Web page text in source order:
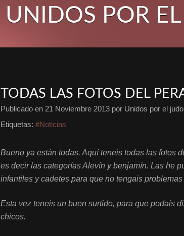
UNIDOS POR
TODAS LAS FOTOS DEL
Publicado en 21 Noviembre 2013 por Unidos por el judo
Etiquetas: #Noticias
Bueno ya están todas. Aquí teneis todas las fotos
es decir las categorías Alevín y benjamín. Las he
infantiles y cadetes para que no tengais
Esta vez teneis un buen surtido, para que podais
chicos.